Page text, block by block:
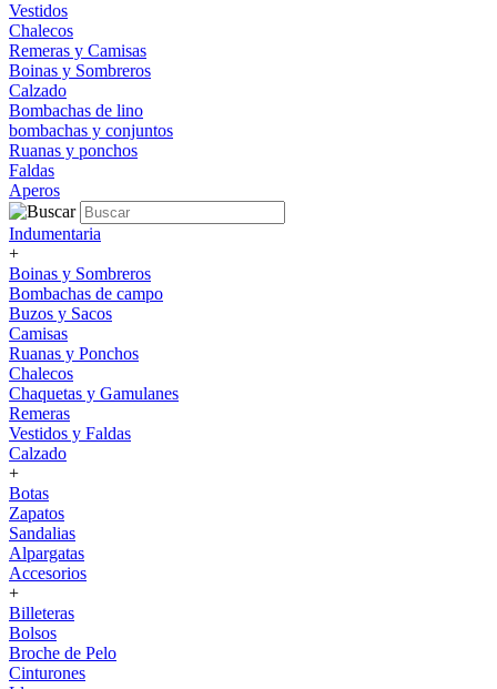
Vestidos
Chalecos
Remeras y Camisas
Boinas y Sombreros
Calzado
Bombachas de lino
bombachas y conjuntos
Ruanas y ponchos
Faldas
Aperos
Indumentaria
+
Boinas y Sombreros
Bombachas de campo
Buzos y Sacos
Camisas
Ruanas y Ponchos
Chalecos
Chaquetas y Gamulanes
Remeras
Vestidos y Faldas
Calzado
+
Botas
Zapatos
Sandalias
Alpargatas
Accesorios
+
Billeteras
Bolsos
Broche de Pelo
Cinturones